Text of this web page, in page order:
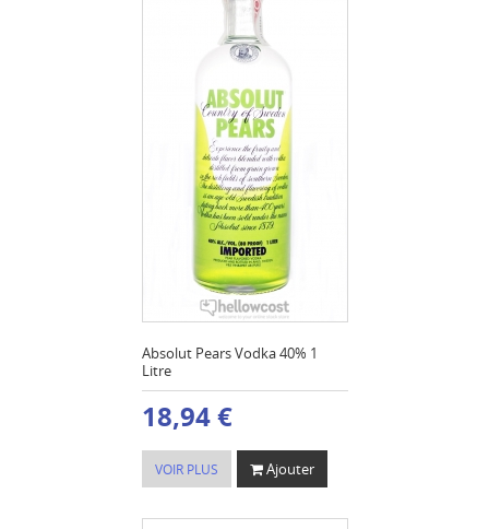
Absolut Pears Vodka 40% 1
Litre
18,94 €
VOIR PLUS Ajouter